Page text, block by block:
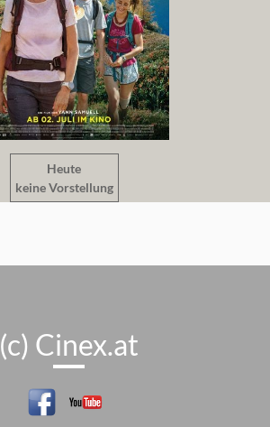
Heute
keine Vorstellung
(c) Cinex.at